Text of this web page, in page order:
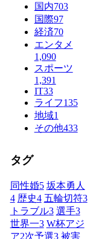
国内703
国際97
経済70
エンタメ
1,090
スポーツ
1,391
IT33
ライフ135
地域1
その他433
タグ
同性婚5 坂本勇人
4 歴史4 五輪切符3
トラブル3 選手3
世界一3 W杯アジ
ア2次予選3 被害